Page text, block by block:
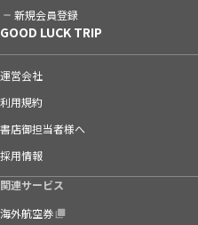
新規会員登録
GOOD LUCK TRIP
運営会社
利用規約
書店御担当者様へ
採用情報
関連サービス
海外航空券